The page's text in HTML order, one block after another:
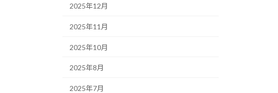
2025年12月
2025年11月
2025年10月
2025年8月
2025年7月